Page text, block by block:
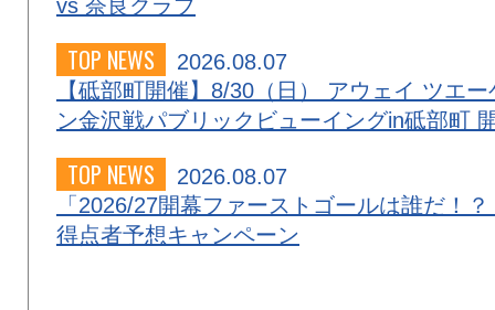
vs 奈良クラブ
TOP NEWS
2026.08.07
【砥部町開催】8/30（日） アウェイ ツエー
ン金沢戦パブリックビューイングin砥部町
TOP NEWS
2026.08.07
「2026/27開幕ファーストゴールは誰だ！？
得点者予想キャンペーン